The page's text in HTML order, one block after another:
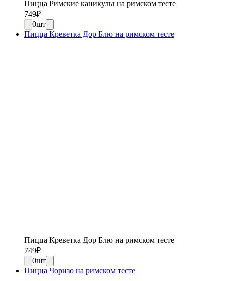
Пицца Римские каникулы на римском тесте
749₽
0шт
Пицца Креветка Дор Блю на римском тесте
Пицца Креветка Дор Блю на римском тесте
749₽
0шт
Пицца Чоризо на римском тесте